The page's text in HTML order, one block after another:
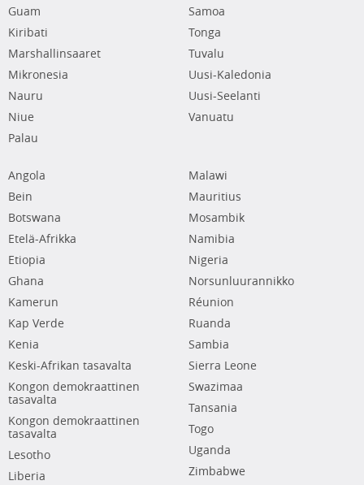
Guam
Kiribati
Marshallinsaaret
Mikronesia
Nauru
Niue
Palau
Samoa
Tonga
Tuvalu
Uusi-Kaledonia
Uusi-Seelanti
Vanuatu
Angola
Bein
Botswana
Etelä-Afrikka
Etiopia
Ghana
Kamerun
Kap Verde
Kenia
Keski-Afrikan tasavalta
Kongon demokraattinen
tasavalta
Kongon demokraattinen
tasavalta
Lesotho
Liberia
Malawi
Mauritius
Mosambik
Namibia
Nigeria
Norsunluurannikko
Réunion
Ruanda
Sambia
Sierra Leone
Swazimaa
Tansania
Togo
Uganda
Zimbabwe